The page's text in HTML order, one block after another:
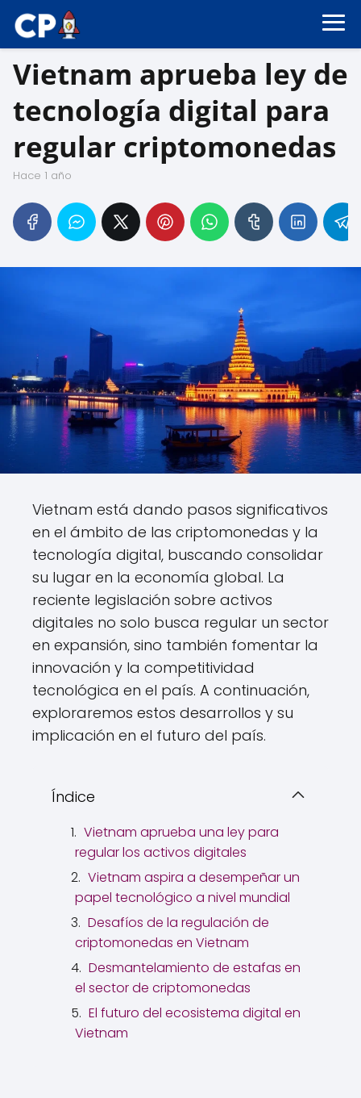
Vietnam aprueba ley de
tecnología digital para
regular criptomonedas
hace 1 año
Vietnam está dando pasos significativos
en el ámbito de las criptomonedas y la
tecnología digital, buscando consolidar
su lugar en la economía global. La
reciente legislación sobre activos
digitales no solo busca regular un sector
en expansión, sino también fomentar la
innovación y la competitividad
tecnológica en el país. A continuación,
exploraremos estos desarrollos y su
implicación en el futuro del país.
Índice
Vietnam aprueba una ley para
regular los activos digitales
Vietnam aspira a desempeñar un
papel tecnológico a nivel mundial
Desafíos de la regulación de
criptomonedas en Vietnam
Desmantelamiento de estafas en
el sector de criptomonedas
El futuro del ecosistema digital en
Vietnam